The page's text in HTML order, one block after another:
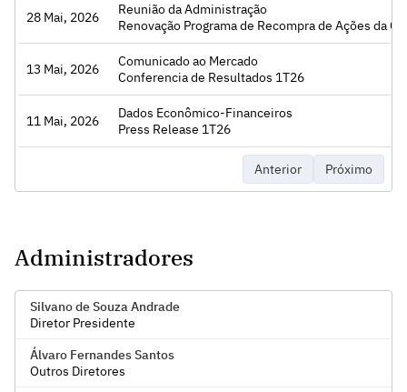
28 Mai, 2026
Reunião da Administração
Renovação Programa de Recompra de Ações da Cia
13 Mai, 2026
Comunicado ao Mercado
Conferencia de Resultados 1T26
11 Mai, 2026
Dados Econômico-Financeiros
Press Release 1T26
Anterior Próximo
Administradores
Silvano de Souza Andrade
Diretor Presidente
Álvaro Fernandes Santos
Outros Diretores